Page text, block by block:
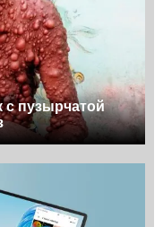
с пузырчатой